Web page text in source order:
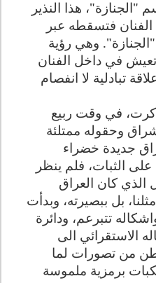
هذا النذير
فتسقطه عبر
وهي رؤية
تعيش في داخل الفنان
تبادلية لا انفصام
في وقت ربيع
وحقوله ممتلئة
جديدة خضراء
الثبات، فلم ينظر
الذي كان العراق
بل ببصيرته، وبدأت
تتبرعم، ودائرة
الاستقرائي الى
من تصورات لما
برمزية ملموسة